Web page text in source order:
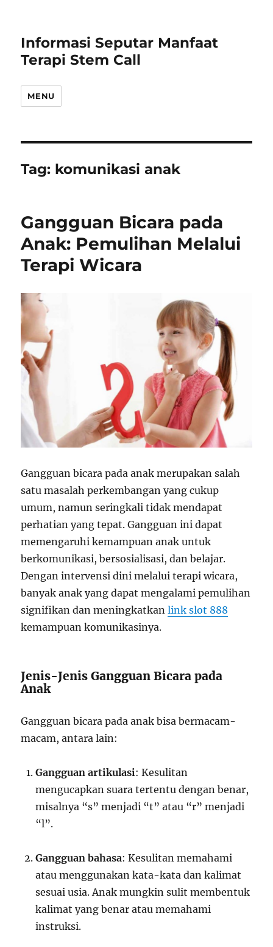
Informasi Seputar Manfaat
Terapi Stem Call
MENU
Tag: komunikasi anak
Gangguan Bicara pada
Anak: Pemulihan Melalui
Terapi Wicara
Gangguan bicara pada anak merupakan salah
satu masalah perkembangan yang cukup
umum, namun seringkali tidak mendapat
perhatian yang tepat. Gangguan ini dapat
memengaruhi kemampuan anak untuk
berkomunikasi, bersosialisasi, dan belajar.
Dengan intervensi dini melalui terapi wicara,
banyak anak yang dapat mengalami pemulihan
signifikan dan meningkatkanlink slot 888
kemampuan komunikasinya.
Jenis-Jenis Gangguan Bicara pada
Anak
Gangguan bicara pada anak bisa bermacam-
macam, antara lain:
Gangguan artikulasi: Kesulitan
mengucapkan suara tertentu dengan benar,
misalnya “s” menjadi “t” atau “r” menjadi
“l”.
Gangguan bahasa: Kesulitan memahami
atau menggunakan kata-kata dan kalimat
sesuai usia. Anak mungkin sulit membentuk
kalimat yang benar atau memahami
instruksi.